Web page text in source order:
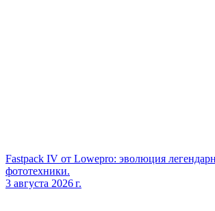
Fastpack IV от Lowepro: эволюция
фототехники.
3 августа 2026 г.